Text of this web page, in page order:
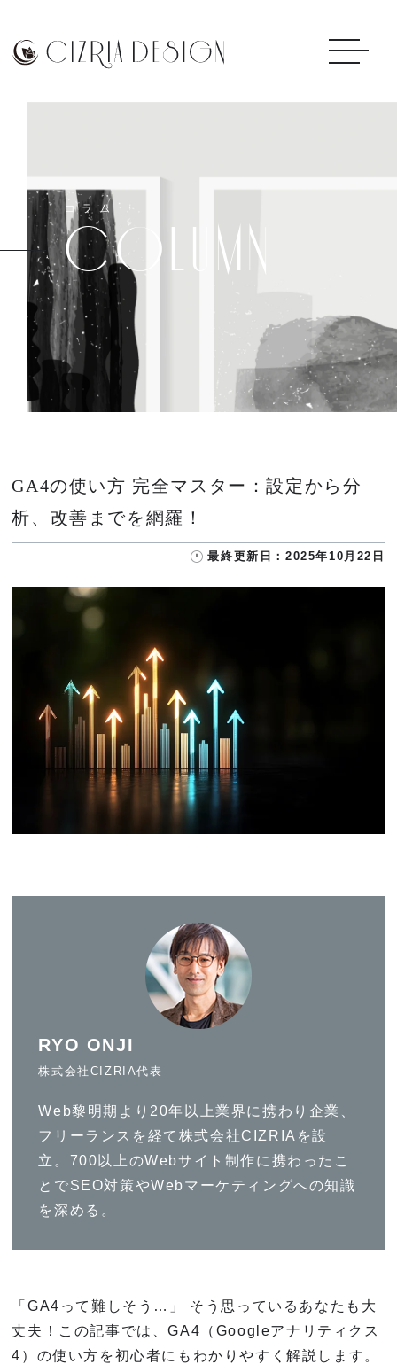
コラム
COLUMN
GA4の使い方 完全マスター：設定から分
析、改善までを網羅！
最終更新日：2025年10月22日
RYO ONJI
株式会社CIZRIA代表
Web黎明期より20年以上業界に携わり企業、
フリーランスを経て株式会社CIZRIAを設
立。700以上のWebサイト制作に携わったこ
とでSEO対策やWebマーケティングへの知識
を深める。
「GA4って難しそう…」 そう思っているあなたも大
丈夫！この記事では、GA4（Googleアナリティクス
4）の使い方を初心者にもわかりやすく解説します。